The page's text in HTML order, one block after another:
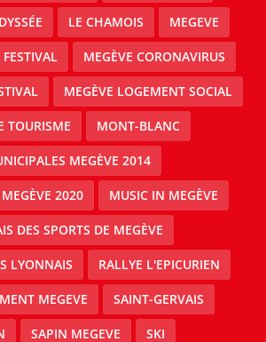
LE CHAMOIS MEGEVE
MEGÈVE CORONAVIRUS
MEGÈVE LOGEMENT SOCIAL
TOURISME MONT-BLANC
MEGÈVE 2014
2020 MUSIC IN MEGÈVE
DES SPORTS DE MEGÈVE
LYONNAIS RALLYE L'EPICURIEN
MEGEVE SAINT-GERVAIS
SAPIN MEGEVE SKI